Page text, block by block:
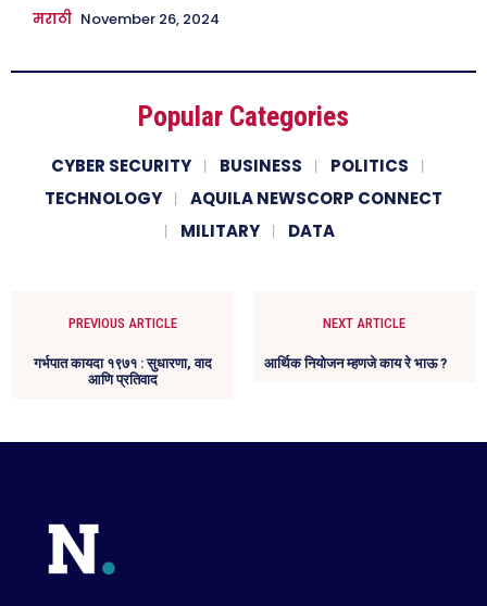
मराठी November 26, 2024
Popular Categories
CYBER SECURITY BUSINESS
POLITICS
TECHNOLOGY
AQUILA NEWSCORP CONNECT
MILITARY
DATA
PREVIOUS ARTICLE
गर्भपात कायदा १९७१ : सुधारणा, वाद
आणि प्रतिवाद
NEXT ARTICLE
आर्थिक नियोजन म्हणजे काय रे भाऊ ?